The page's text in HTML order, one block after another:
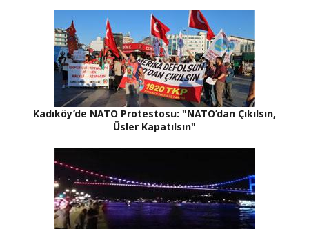
Kadıköy’de NATO Protestosu: "NATO’dan Çıkılsın,
Üsler Kapatılsın"